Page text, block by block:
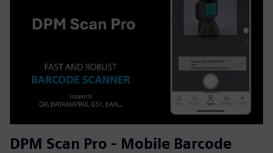
DPM Scan Pro - Mobile Barcode